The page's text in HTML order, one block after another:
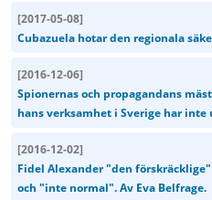
[2017-05-08]
Cubazuela hotar den regionala
[2016-12-06]
Spionernas och propagandans
hans verksamhet i Sverige har inte
[2016-12-02]
Fidel Alexander "den
och "inte normal". Av Eva Belfrage.